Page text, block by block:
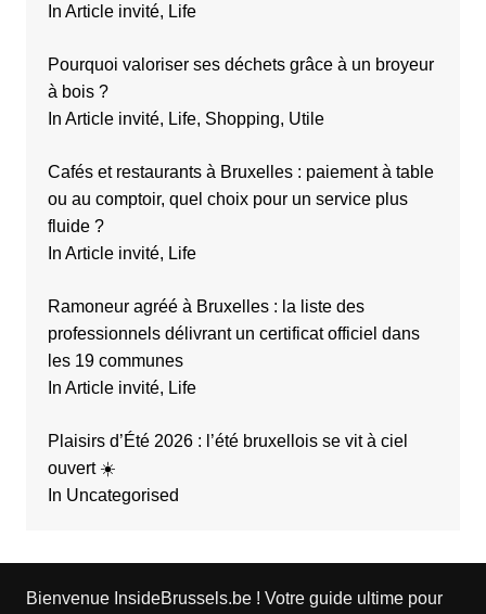
In Article invité, Life
Pourquoi valoriser ses déchets grâce à un broyeur
à bois ?
In Article invité, Life, Shopping, Utile
Cafés et restaurants à Bruxelles : paiement à table
ou au comptoir, quel choix pour un service plus
fluide ?
In Article invité, Life
Ramoneur agréé à Bruxelles : la liste des
professionnels délivrant un certificat officiel dans
les 19 communes
In Article invité, Life
Plaisirs d’Été 2026 : l’été bruxellois se vit à ciel
ouvert ☀️
In Uncategorised
Bienvenue InsideBrussels.be ! Votre guide ultime pour